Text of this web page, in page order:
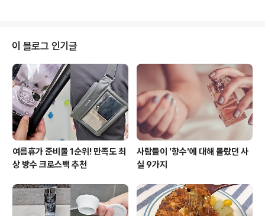
국물은 체에 걸려 페트병에 깔끔한 국물만 담아주세요.그
상태로 시간이 지나면 바닥에 가라앉는 침전물과 윗부분에
맑은 물로 나뉘는데 이 맑은 국물만 따로 담으면 김치식초
가 완성됩니다. TIP : 김치식초는 요리에 감칠맛을 더해줍
니다. 특히 덜 익은 김치로 김치찌개를 만들 때 뭔가 2% 부
족한 맛이 난다면 이..
이 블로그 인기글
여름휴가 준비물 1순위! 만족도 최
상 방수 크로스백 추천
사람들이 '향수'에 대해 몰랐던 사
실 9가지